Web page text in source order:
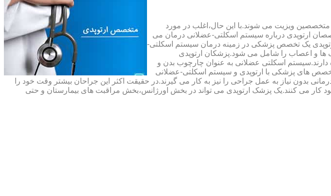
متخصصین ویزیت می شوند.با این حال،اغلب در مورد
ارتوپدی درباره سیستم اسکلتی-عضلانی درمان می
یک تخصص پزشکی در زمینه درمان سیستم اسکلتی-
ها و اعصاب را شامل می شود.پزشکان ارتوپدی
دارند.سیستم اسکلتی عضلانی به عنوان چارچوب بدن و
های پزشکی با ارتوپدی و سیستم اسکلتی-عضلانی
نیاز به عمل جراحی را نیز به کار می گیرند.در حقیقت اکثر این جراحان بیشتر وقت خود را
می کنند.یک پزشک ارتوپدی می تواند در بخش اورژانس،بخش مراقبت های بیمارستان و حتی